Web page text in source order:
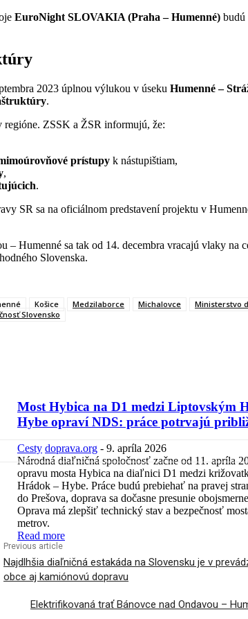
EuroNight SLOVAKIA (Praha – Humenné) budú
2023 úplnou výlukou v úseku Humenné –
.
regióne. ZSSK a ŽSR informujú, že:
prístupy k nástupištiam,
,
.
SR sa na oficiálnom predstavení projektu v
Humenné sa tak od 14. decembra vracajú vlaky na
Slovenska.
Košice Medzilaborce Michalovce Ministerstvo
Slovensko
Most Hybica na D1 medzi Liptovským
Hybe opraví NDS: práce potrvajú
Cesty doprava.org - 9. apríla 2026
Národná diaľničná spoločnosť začne od 11. apríla
opravu mosta Hybica na diaľnici D1 medzi
Hrádok – Hybe. Práce budú prebiehať na pravej
do Prešova, doprava sa dočasne presunie
Oprava má zlepšiť technický stav a bezpečnosť
metrov.
Read more
Previous article
Najdlhšia diaľničná estakáda na Slovensku je v
obce aj kamiónovú dopravu
Elektrifikovaná trať Bánovce nad Ondavou –